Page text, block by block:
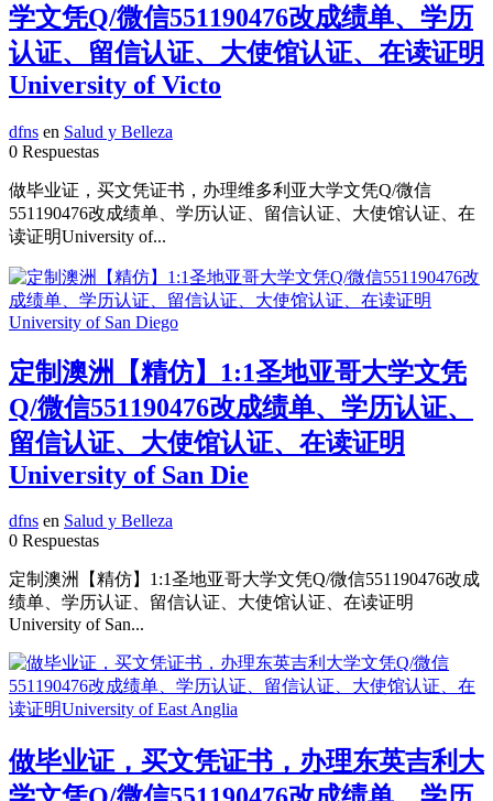
学文凭Q/微信551190476改成绩单、学历
认证、留信认证、大使馆认证、在读证明
University of Victo
dfns en Salud y Belleza
0 Respuestas
做毕业证，买文凭证书，办理维多利亚大学文凭Q/微信
551190476改成绩单、学历认证、留信认证、大使馆认证、在
读证明University of...
定制澳洲【精仿】1:1圣地亚哥大学文凭
Q/微信551190476改成绩单、学历认证、
留信认证、大使馆认证、在读证明
University of San Die
dfns en Salud y Belleza
0 Respuestas
定制澳洲【精仿】1:1圣地亚哥大学文凭Q/微信551190476改成
绩单、学历认证、留信认证、大使馆认证、在读证明
University of San...
做毕业证，买文凭证书，办理东英吉利大